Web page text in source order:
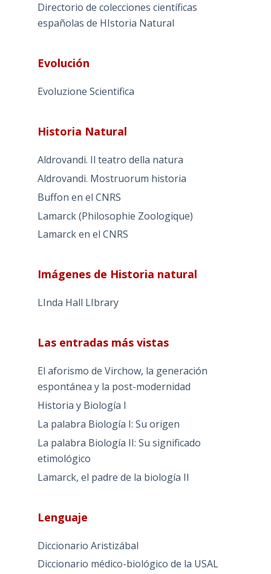
Directorio de colecciones científicas
españolas de HIstoria Natural
Evolución
Evoluzione Scientifica
Historia Natural
Aldrovandi. Il teatro della natura
Aldrovandi. Mostruorum historia
Buffon en el CNRS
Lamarck (Philosophie Zoologique)
Lamarck en el CNRS
Imágenes de Historia natural
LInda Hall LIbrary
Las entradas más vistas
El aforismo de Virchow, la generación
espontánea y la post-modernidad
Historia y Biología I
La palabra Biología I: Su origen
La palabra Biología II: Su significado
etimológico
Lamarck, el padre de la biología II
Lenguaje
Diccionario Aristizábal
Diccionario médico-biológico de la USAL